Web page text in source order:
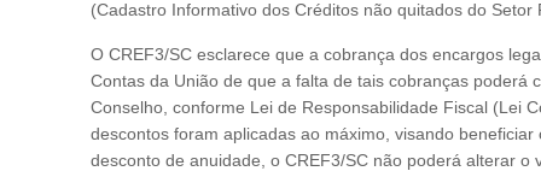
(Cadastro Informativo dos Créditos não quitados do Setor
O CREF3/SC esclarece que a cobrança dos encargos
Contas da União de que a falta de tais cobranças
Conselho, conforme Lei de Responsabilidade Fiscal (Lei
descontos foram aplicadas ao máximo, visando
desconto de anuidade, o CREF3/SC não poderá alterar o